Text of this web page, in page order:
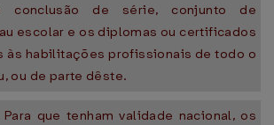
conclusão de série, conjunto de
escolar e os diplomas ou certificados
às habilitações profissionais de todo o
ou de parte dêste.
Para que tenham validade nacional, os